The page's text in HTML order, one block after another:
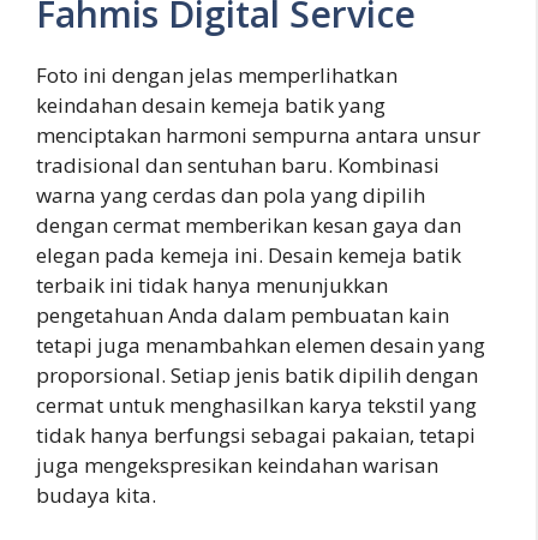
Fahmis Digital Service
Foto ini dengan jelas memperlihatkan
keindahan desain kemeja batik yang
menciptakan harmoni sempurna antara unsur
tradisional dan sentuhan baru. Kombinasi
warna yang cerdas dan pola yang dipilih
dengan cermat memberikan kesan gaya dan
elegan pada kemeja ini. Desain kemeja batik
terbaik ini tidak hanya menunjukkan
pengetahuan Anda dalam pembuatan kain
tetapi juga menambahkan elemen desain yang
proporsional. Setiap jenis batik dipilih dengan
cermat untuk menghasilkan karya tekstil yang
tidak hanya berfungsi sebagai pakaian, tetapi
juga mengekspresikan keindahan warisan
budaya kita.